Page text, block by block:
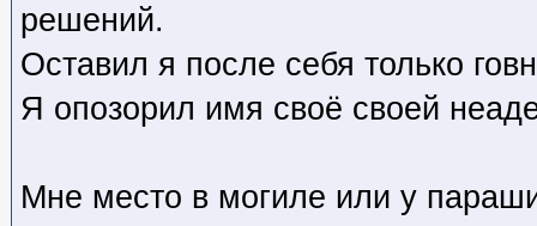
решений.
Оставил я после себя только
Я опозорил имя своё своей
Мне место в могиле или у